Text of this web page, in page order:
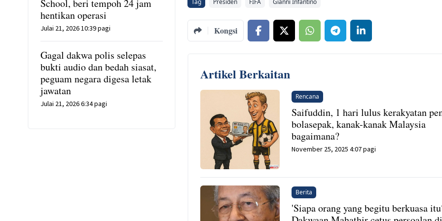
School, beri tempoh 24 jam
hentikan operasi
Julai 21, 2026 10:39 pagi
Gagal dakwa polis selepas
bukti audio dan bedah siasat,
peguam negara digesa letak
jawatan
Julai 21, 2026 6:34 pagi
Tag Presiden FIFA Gianni Infantino
Kongsi
Artikel Berkaitan
Rencana
Saifuddin, 1 hari lulus kerakyatan
bolasepak, kanak-kanak Malaysia
bagaimana?
November 25, 2025 4:07 pagi
Berita
'Siapa orang yang begitu berkuasa